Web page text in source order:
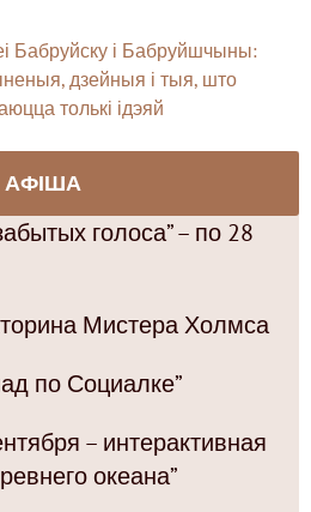
Бабруйску і Бабруйшчыны:
дзейныя і тыя, што
толькі ідэяй
АФІША
голоса” – по 28
Мистера Холмса
по Социалке”
– интерактивная
океана”